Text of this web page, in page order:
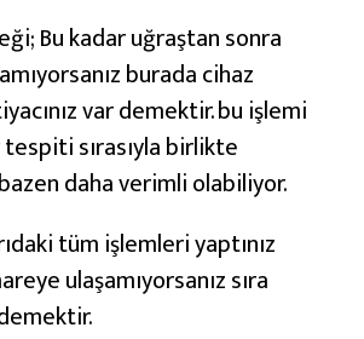
Bu kadar uğraştan sonra
burada cihaz
var demektir. bu işlemi
sırasıyla birlikte
daha verimli olabiliyor.
tüm işlemleri yaptınız
ulaşamıyorsanız sıra